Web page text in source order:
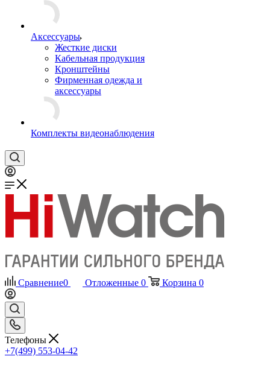
Аксессуары
Жесткие диски
Кабельная продукция
Кронштейны
Фирменная одежда и
аксессуары
Комплекты видеонаблюдения
Сравнение0 Отложенные 0 Корзина 0
Телефоны
+7(499) 553-04-42